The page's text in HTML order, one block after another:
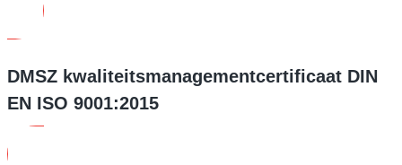
DMSZ kwaliteitsmanagementcertificaat DIN
EN ISO 9001:2015